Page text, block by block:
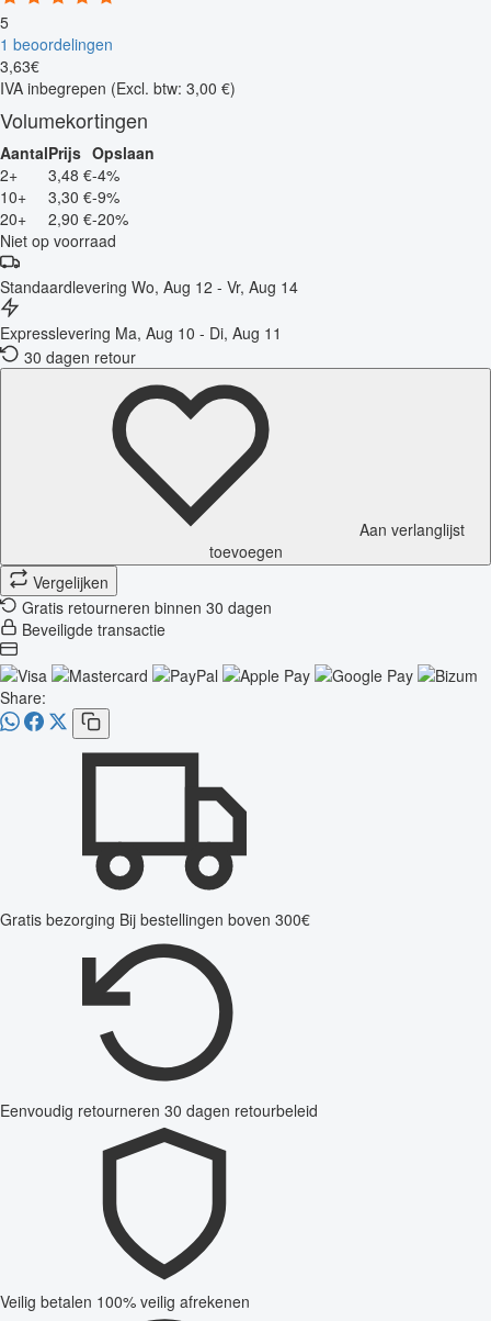
5
1 beoordelingen
3,63€
IVA inbegrepen (Excl. btw: 3,00 €)
Volumekortingen
AantalPrijs Opslaan
2+
3,48 €-4%
10+
3,30 €-9%
20+
2,90 €-20%
Niet op voorraad
Standaardlevering Wo, Aug 12 - Vr, Aug 14
Expresslevering Ma, Aug 10 - Di, Aug 11
30 dagen retour
Aan verlanglijst
toevoegen
Vergelijken
Gratis retourneren binnen 30 dagen
Beveiligde transactie
Share:
Gratis bezorging Bij bestellingen boven 300€
Eenvoudig retourneren 30 dagen retourbeleid
Veilig betalen 100% veilig afrekenen